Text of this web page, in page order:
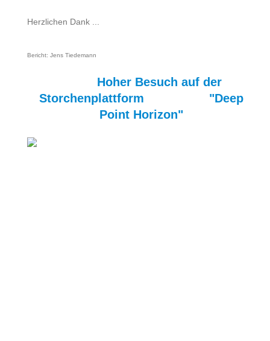
Herzlichen Dank ...
Bericht: Jens Tiedemann
Hoher Besuch auf der
Storchenplattform "Deep
Point Horizon"